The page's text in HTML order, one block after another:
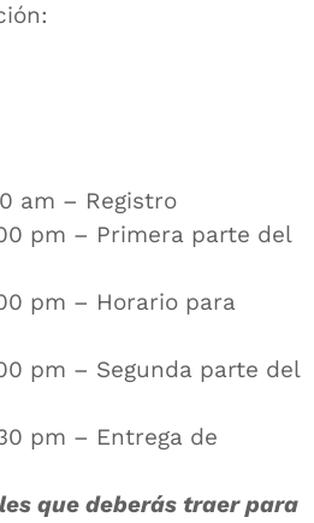
am – Registro
pm – Primera parte del
pm – Horario para
pm – Segunda parte del
pm – Entrega de
que deberás traer para